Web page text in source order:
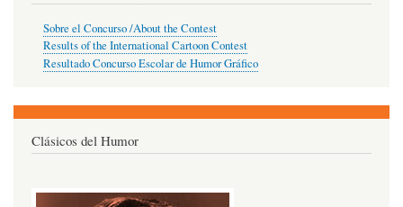
Sobre el Concurso /About the Contest
Results of the International Cartoon Contest
Resultado Concurso Escolar de Humor Gráfico
Clásicos del Humor